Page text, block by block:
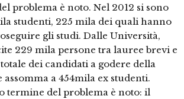
problema è noto. Nel 2012 si sono
studenti, 225 mila dei quali hanno
gli studi. Dalle Università,
229 mila persone tra lauree brevi e
dei candidati a godere della
a 454mila ex studenti.
termine del problema è noto: il